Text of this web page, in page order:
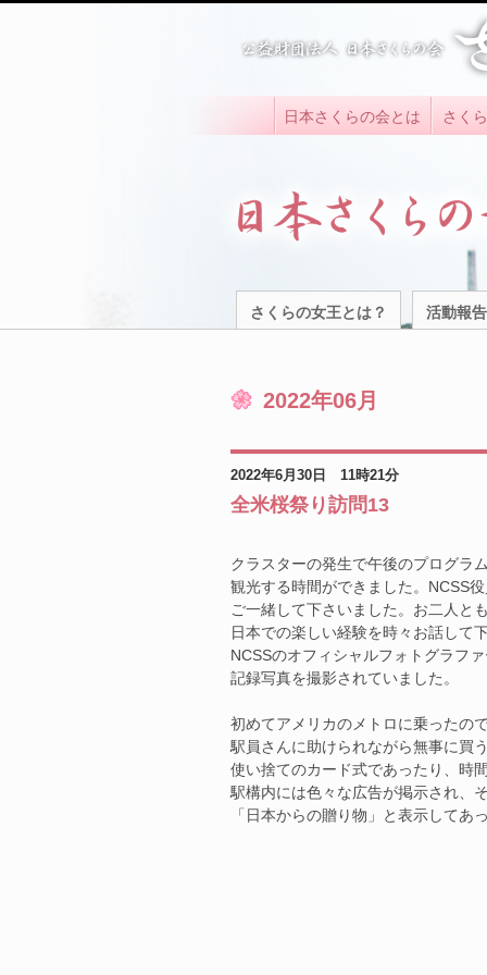
日本さくらの会とは さく
さくらの女王とは？ 活動報告
2022年06月
2022年6月30日 11時21分
全米桜祭り訪問13
クラスターの発生で午後のプログラ
観光する時間ができました。NCSS
ご一緒して下さいました。お二人と
日本での楽しい経験を時々お話して
NCSSのオフィシャルフォトグラフ
記録写真を撮影されていました。
初めてアメリカのメトロに乗ったの
駅員さんに助けられながら無事に買
使い捨てのカード式であったり、時
駅構内には色々な広告が掲示され、
「日本からの贈り物」と表示して